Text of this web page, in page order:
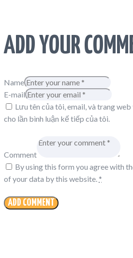
ADD YOUR
Name
E-mail
Lưu tên của tôi, email, và trang
cho lần bình luận kế tiếp của tôi.
Comment
By using this form you agree with
of your data by this website. *